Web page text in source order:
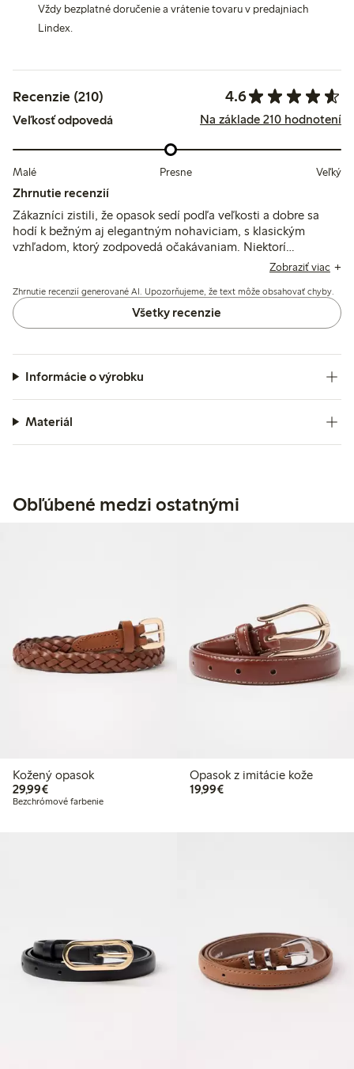
Vždy bezplatné doručenie a vrátenie tovaru v predajniach
Lindex.
Recenzie (210) 4.6
Veľkosť odpovedá Na základe 210 hodnotení
Malé Presne Veľký
Zhrnutie recenzií
Zákazníci zistili, že opasok sedí podľa veľkosti a dobre sa
hodí k bežným aj elegantným nohaviciam, s klasickým
vzhľadom, ktorý zodpovedá očakávaniam. Niektorí
poznamenali, že materiál je spočiatku tuhý a pevný, čo
nemusí vyhovovať všetkým nohaviciam alebo že dĺžka
mohla byť dlhšia.
Zobraziť viac
Zhrnutie recenzií generované AI. Upozorňujeme, že text môže obsahovať chyby.
Všetky recenzie
Informácie o výrobku
Materiál
Obľúbené medzi ostatnými
Kožený opasok
29,99€29,99 €
Bezchrómové farbenie
Opasok z imitácie kože
19,99€19,99 €